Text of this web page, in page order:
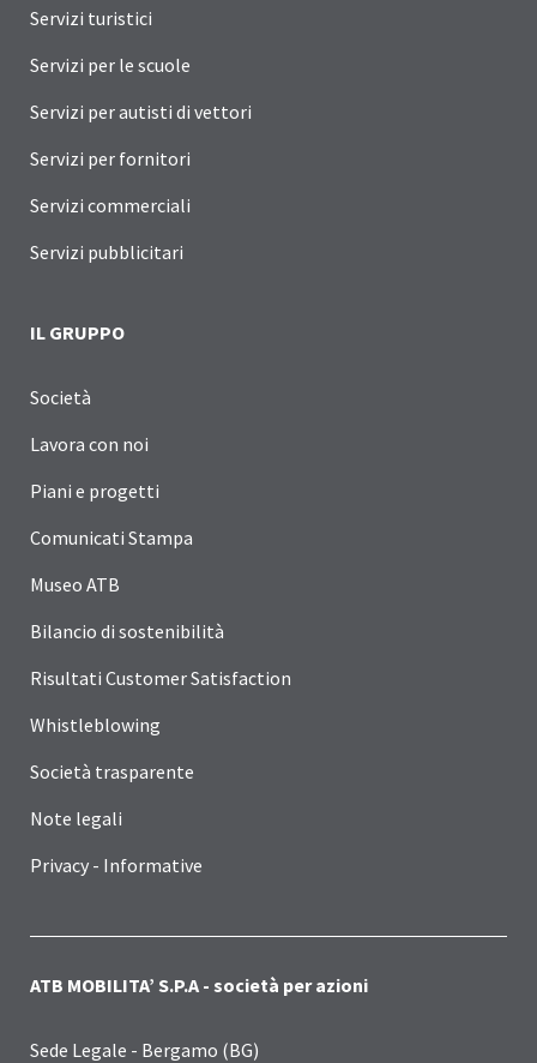
Servizi turistici
Servizi per le scuole
Servizi per autisti di vettori
Servizi per fornitori
Servizi commerciali
Servizi pubblicitari
IL GRUPPO
Società
Lavora con noi
Piani e progetti
Comunicati Stampa
Museo ATB
Bilancio di sostenibilità
Risultati Customer Satisfaction
Whistleblowing
Società trasparente
Note legali
Privacy - Informative
ATB MOBILITA’ S.P.A - società per azioni
Sede Legale - Bergamo (BG)